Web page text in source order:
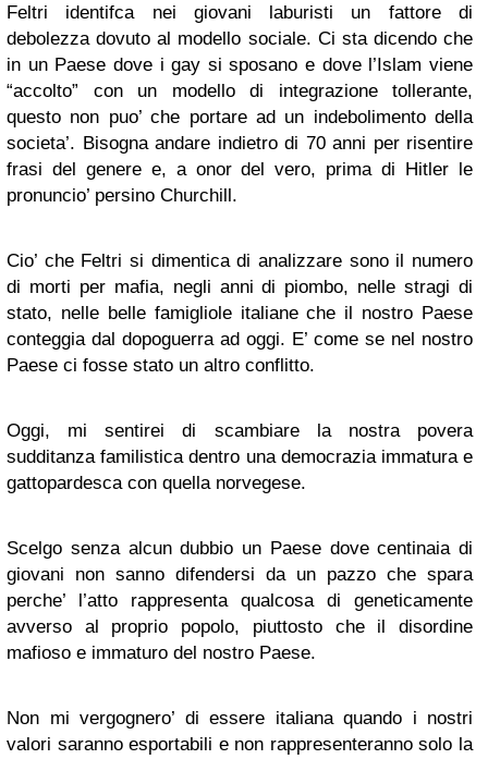
Feltri identifca nei giovani laburisti un fattore di
debolezza dovuto al modello sociale. Ci sta dicendo che
in un Paese dove i gay si sposano e dove l’Islam viene
“accolto” con un modello di integrazione tollerante,
questo non puo’ che portare ad un indebolimento della
societa’. Bisogna andare indietro di 70 anni per risentire
frasi del genere e, a onor del vero, prima di Hitler le
pronuncio’ persino Churchill.
Cio’ che Feltri si dimentica di analizzare sono il numero
di morti per mafia, negli anni di piombo, nelle stragi di
stato, nelle belle famigliole italiane che il nostro Paese
conteggia dal dopoguerra ad oggi. E’ come se nel nostro
Paese ci fosse stato un altro conflitto.
Oggi, mi sentirei di scambiare la nostra povera
sudditanza familistica dentro una democrazia immatura e
gattopardesca con quella norvegese.
Scelgo senza alcun dubbio un Paese dove centinaia di
giovani non sanno difendersi da un pazzo che spara
perche’ l’atto rappresenta qualcosa di geneticamente
avverso al proprio popolo, piuttosto che il disordine
mafioso e immaturo del nostro Paese.
Non mi vergognero’ di essere italiana quando i nostri
valori saranno esportabili e non rappresenteranno solo la